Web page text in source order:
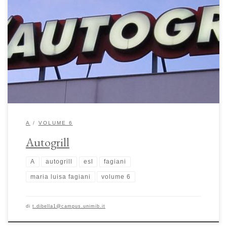
Autogrill: da reificazione del “boom” ad avamposto eco-green di Maria
Luisa Fagiani La storia dell’autogrill si intreccia strettamente con quella
delle trasformazioni socioeconomiche avvenute sul territorio italiano.
Simbolo di innovazioni infrastrutturali e di mutamenti di abitudini e
costumi, l’autogrill si è progressivamente diffuso in tutta la penisola e,
successivamente, oltre […]
A VOLUME 6
Autogrill
A autogrill esl fagiani
maria luisa fagiani volume 6
di t.dibella1@campus.unimib.it